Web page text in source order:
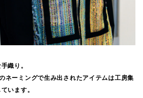
織り。
ネーミングで生み出されたアイテムは工房集
います。